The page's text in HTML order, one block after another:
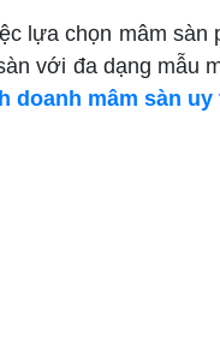
chọn mâm sàn
với đa dạng mẫu
doanh mâm sàn uy